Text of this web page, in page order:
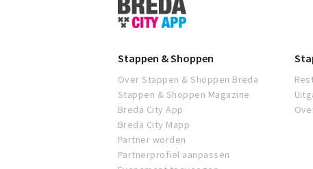
&
Shoppen
Stappen & Shoppen
Over Stappen & Shoppen Breda
Stappen & Shoppen Magazine
Breda City App
Breda City Mapp
Partner worden
Partnerprofiel aanpassen